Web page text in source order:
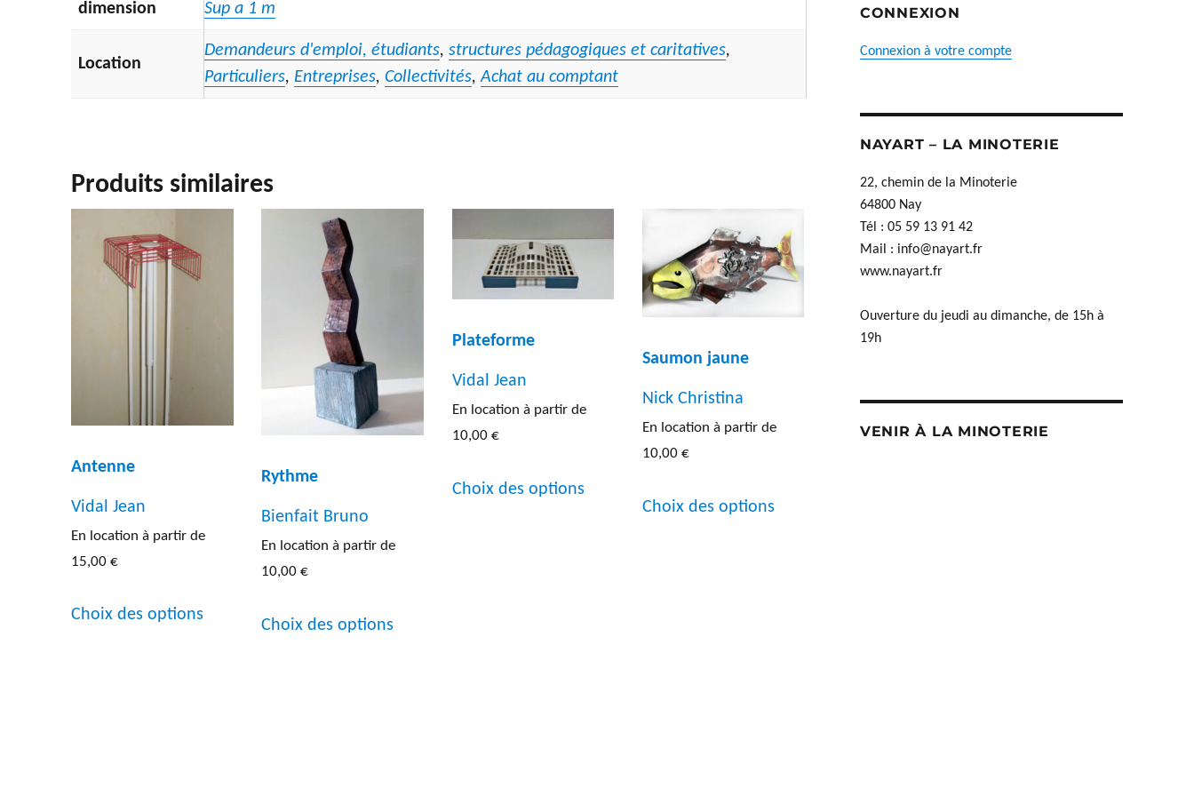
dimension Sup a 1 m
Location
Demandeurs d'emploi, étudiants,structures pédagogiques et caritatives,
Particuliers, Entreprises,Collectivités,Achat au comptant
Produits similaires
Antenne
Vidal Jean
En location à partir de
15,00€
Choix des options
Rythme
Bienfait Bruno
En location à partir de
10,00€
Choix des options
Plateforme
Vidal Jean
En location à partir de
10,00 €
Choix des options
Saumon jaune
Nick Christina
En location à partir de
10,00 €
Choix des options
CONNEXION
Connexion à votre compte
NAYART – LA MINOTERIE
22, chemin de la Minoterie
64800 Nay
Tél : 05 59 13 91 42
Mail : info@nayart.fr
www.nayart.fr
Ouverture du jeudi au dimanche, de 15h à
19h
VENIR À LA MINOTERIE